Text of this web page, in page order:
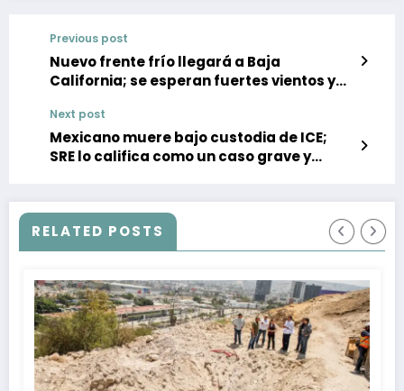
Previous post
Nuevo frente frío llegará a Baja
California; se esperan fuertes vientos y
Next post
Mexicano muere bajo custodia de ICE;
SRE lo califica como un caso grave y
RELATED POSTS